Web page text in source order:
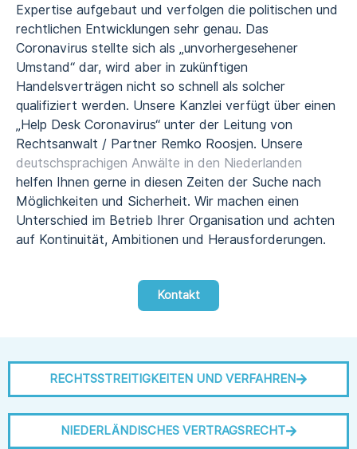
Expertise aufgebaut und verfolgen die politischen und
rechtlichen Entwicklungen sehr genau. Das
Coronavirus stellte sich als „unvorhergesehener
Umstand“ dar, wird aber in zukünftigen
Handelsverträgen nicht so schnell als solcher
qualifiziert werden. Unsere Kanzlei verfügt über einen
„Help Desk Coronavirus“ unter der Leitung von
Rechtsanwalt / Partner Remko Roosjen. Unsere
deutschsprachigen Anwälte in den Niederlanden
helfen Ihnen gerne in diesen Zeiten der Suche nach
Möglichkeiten und Sicherheit. Wir machen einen
Unterschied im Betrieb Ihrer Organisation und achten
auf Kontinuität, Ambitionen und Herausforderungen.
Kontakt
RECHTSSTREITIGKEITEN UND VERFAHREN
NIEDERLÄNDISCHES VERTRAGSRECHT